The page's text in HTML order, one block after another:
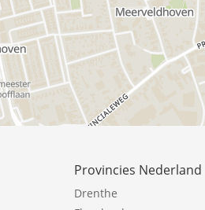
Provincies Nederland
Drenthe